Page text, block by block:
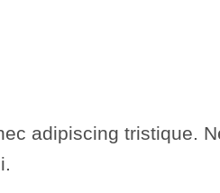
adipiscing tristique.